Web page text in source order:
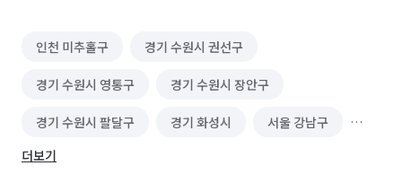
인천 미추홀구 경기 수원시 권선구
경기 수원시 영통구 경기 수원시 장안구
경기 수원시 팔달구 경기 화성시 서울 강남구
서울 서초구
더보기